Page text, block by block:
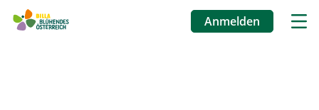
Anmelden